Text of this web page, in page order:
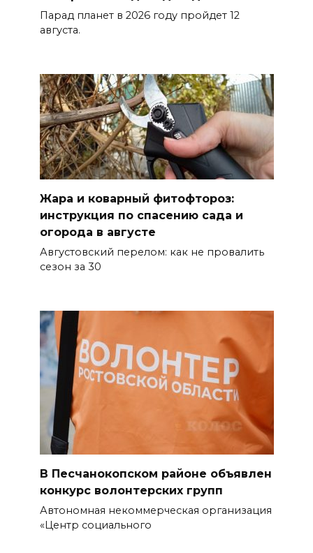
имя «Андрей Байков»
Миграционная ситуация на
Дону
07 августа 2026 14:20
Штормовое предупреждение:
на Ростовскую область
надвигаются ливни с градом
07 августа 2026 13:59
В Общественной палате
предложили сократить
07 августа 2026 13:43
Памятник Ермаку в
Новочеркасске перекрасили в
черный цвет – общественники
бьют тревогу
07 августа 2026 13:38
Мем с Путиным, российские
лекарства и уникальные
6 августа
Парад планет в 2026 году пройдет 12
августа.
Жара и коварный фитофтороз:
инструкция по спасению сада и
огорода в августе
Августовский перелом: как не провалить
сезон за 30
В Песчанокопском районе объявлен
конкурс волонтерских групп
Автономная некоммерческая организация
«Центр социального